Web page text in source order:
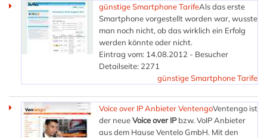
günstige Smartphone TarifeAls das erste
Smartphone vorgestellt worden war, wusste
man noch nicht, ob das wirklich ein Erfolg
werden könnte oder nicht.
Eintrag vom: 14.08.2012 - Besucher
Detailseite: 2271
günstige Smartphone Tarife
Voice over IP Anbieter VentengoVentengo ist
der neueVoice over IPbzw. VoIP Anbieter
aus dem Hause Ventelo GmbH. Mit den